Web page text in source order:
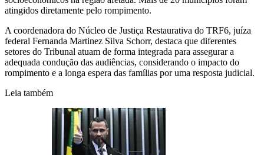
atingidos diretamente pelo rompimento.
A coordenadora do Núcleo de Justiça Restaurativa do TRF6, juíza
federal Fernanda Martinez Silva Schorr, destaca que diferentes
setores do Tribunal atuam de forma integrada para assegurar a
adequada condução das audiências, considerando o impacto do
rompimento e a longa espera das famílias por uma resposta judicial.
Leia também